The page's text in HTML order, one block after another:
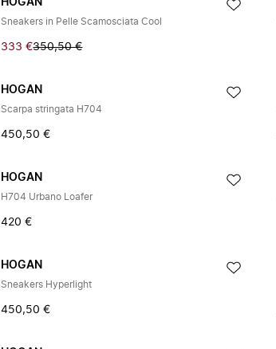
HOGAN
Sneakers in Pelle Scamosciata Cool
333 €350,50 €
HOGAN
Scarpa stringata H704
450,50 €
HOGAN
H704 Urbano Loafer
420 €
HOGAN
Sneakers Hyperlight
450,50 €